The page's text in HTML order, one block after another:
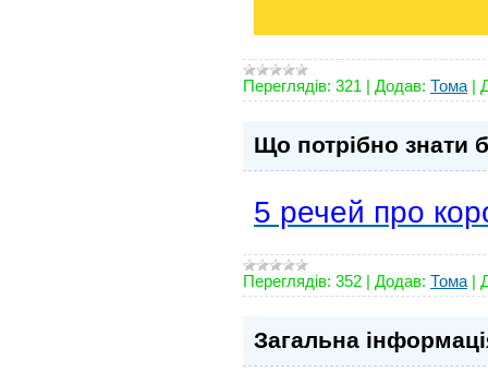
Переглядів: 321 | Додав: Тома |
Що потрібно знати
5 речей про
Переглядів: 352 | Додав: Тома |
Загальна